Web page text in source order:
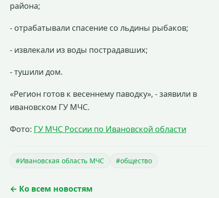
района;
- отрабатывали спасение со льдины рыбаков;
- извлекали из воды пострадавших;
- тушили дом.
«Регион готов к весеннему паводку», - заявили в
ивановском ГУ МЧС.
Фото: ГУ МЧС России по Ивановской области
#Ивановская область МЧС #общество
← Ко всем новостям